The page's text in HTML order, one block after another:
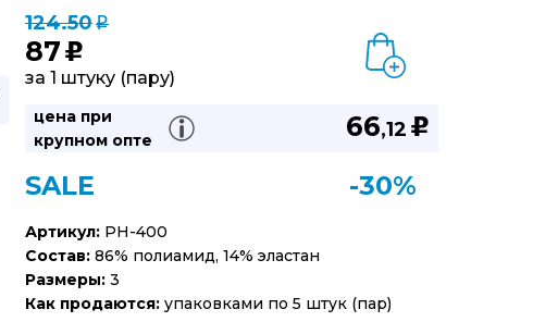
124.50q
87 u
за 1 штуку (пару)
цена при
крупном опте
66,12 u
SALE -30%
Артикул: PH-400
Состав: 86% полиамид, 14% эластан
Размеры: 3
Как продаются: упаковками по 5 штук (пар)